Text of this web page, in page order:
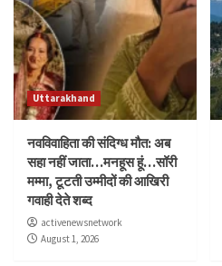
Uttarakhand
नवविवाहिता की संदिग्ध मौत: अब
सहा नहीं जाता…मनहूस हूं…सॉरी
मम्मा, टूटती उम्मीदों की आखिरी
गवाही देते शब्द
activenewsnetwork
August 1, 2026